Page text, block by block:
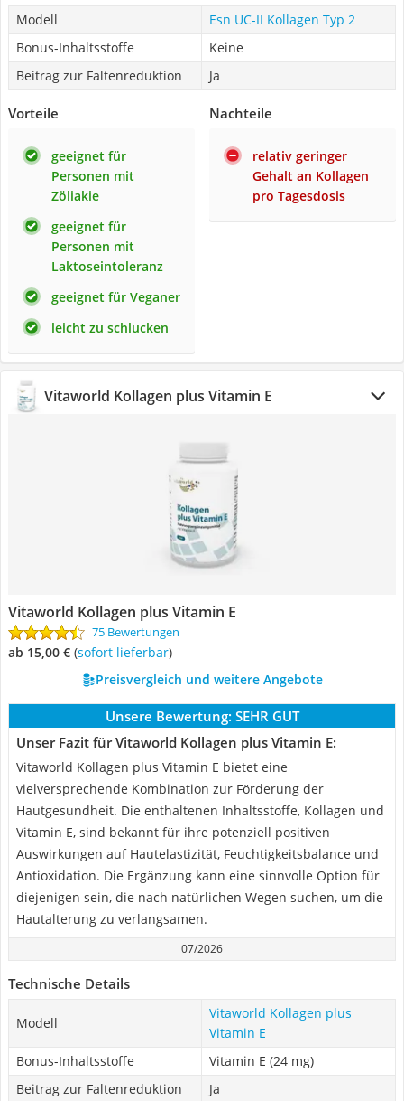
Modell
Esn UC-II Kollagen Typ 2
Bonus-Inhaltsstoffe
Keine
Beitrag zur Faltenreduktion
Ja
Vorteile
geeignet für
Personen mit
Zöliakie
geeignet für
Personen mit
Laktoseintoleranz
geeignet für Veganer
leicht zu schlucken
Nachteile
relativ geringer
Gehalt an Kollagen
pro Tagesdosis
Vitaworld Kollagen plus Vitamin E
Vitaworld Kollagen plus Vitamin E
75 Bewertungen
ab 15,00 € ( Sofort lieferbar)
Preisvergleich und weitere Angebote
Unsere Bewertung: SEHR GUT
Unser Fazit für Vitaworld Kollagen plus Vitamin E:
Vitaworld Kollagen plus Vitamin E bietet eine
vielversprechende Kombination zur Förderung der
Hautgesundheit. Die enthaltenen Inhaltsstoffe, Kollagen und
Vitamin E, sind bekannt für ihre potenziell positiven
Auswirkungen auf Hautelastizität, Feuchtigkeitsbalance und
Antioxidation. Die Ergänzung kann eine sinnvolle Option für
diejenigen sein, die nach natürlichen Wegen suchen, um die
Hautalterung zu verlangsamen.
07/2026
Technische Details
Modell
Vitaworld Kollagen plus
Vitamin E
Bonus-Inhaltsstoffe
Vitamin E (24 mg)
Beitrag zur Faltenreduktion
Ja